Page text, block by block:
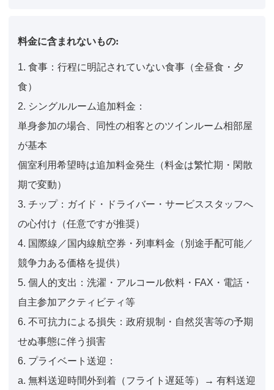
料金に含まれないもの:
1. 食事：行程に明記されていない食事（全昼食・夕
食）
2. シングルルーム追加料金：
単身参加の場合、同性の相客とのツインルーム相部屋
が基本
個室利用希望時は追加料金発生（料金は繁忙期・閑散
期で変動）
3. チップ：ガイド・ドライバー・サービススタッフへ
の心付け（任意ですが推奨）
4. 国際線／国内線航空券・列車料金（別途手配可能／
競争力ある価格を提供）
5. 個人的支出：洗濯・アルコール飲料・FAX・電話・
自主参加アクティビティ等
6. 不可抗力による損失：政府規制・自然災害等の予期
せぬ事態に伴う損害
6. プライベート送迎：
a. 無料送迎時間外到着（フライト遅延等）→ 有料送迎